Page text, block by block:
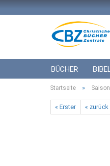
BÜCHER
ICF BÜCHER
Startseite »
« Erster « zurück